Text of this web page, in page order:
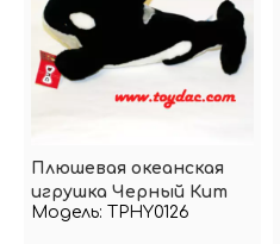
Плюшевая океанская
игрушка Черный Кит
Модель: TPHY0126